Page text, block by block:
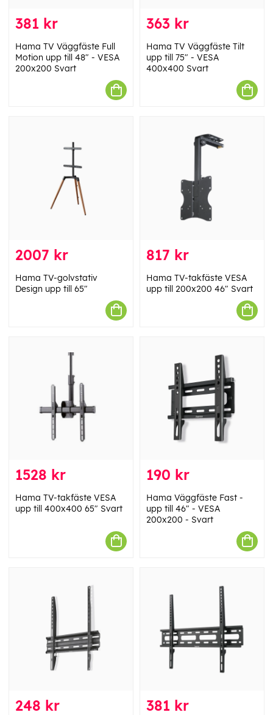
381 kr
Hama TV Väggfäste Full
Motion upp till 48" - VESA
200x200 Svart
363 kr
Hama TV Väggfäste Tilt
upp till 75" - VESA
400x400 Svart
2007 kr
Hama TV-golvstativ
Design upp till 65"
817 kr
Hama TV-takfäste VESA
upp till 200x200 46" Svart
1528 kr
Hama TV-takfäste VESA
upp till 400x400 65" Svart
190 kr
Hama Väggfäste Fast -
upp till 46" - VESA
200x200 - Svart
248 kr 381 kr